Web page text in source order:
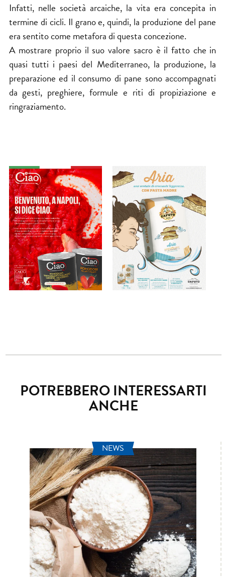
Infatti, nelle società arcaiche, la vita era concepita in
termine di cicli. Il grano e, quindi, la produzione del pane
era sentito come metafora di questa concezione.
A mostrare proprio il suo valore sacro è il fatto che in
quasi tutti i paesi del Mediterraneo, la produzione, la
preparazione ed il consumo di pane sono accompagnati
da gesti, preghiere, formule e riti di propiziazione e
ringraziamento.
POTREBBERO INTERESSARTI
ANCHE
NEWS